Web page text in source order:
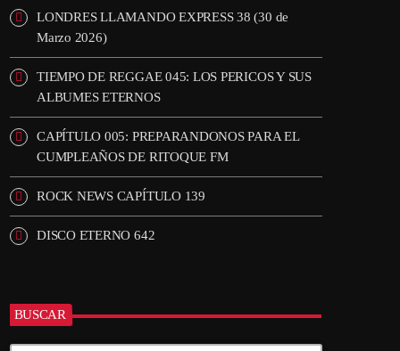
LONDRES LLAMANDO EXPRESS 38 (30 de
Marzo 2026)
TIEMPO DE REGGAE 045: LOS PERICOS Y SUS
ALBUMES ETERNOS
CAPÍTULO 005: PREPARANDONOS PARA EL
CUMPLEAÑOS DE RITOQUE FM
ROCK NEWS CAPÍTULO 139
DISCO ETERNO 642
BUSCAR